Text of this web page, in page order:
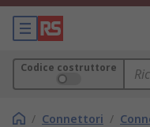
Codice costruttore
/ Connettori /